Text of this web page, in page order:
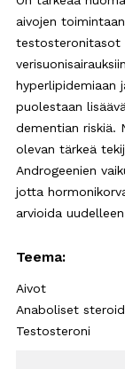
aivojen
testosteronitasot
hyperlipidemiaan
puolestaan
dementian riskiä.
olevan tärkeä
Androgeenien
jotta
arvioida
Teema:
Aivot
Anaboliset
Testosteroni